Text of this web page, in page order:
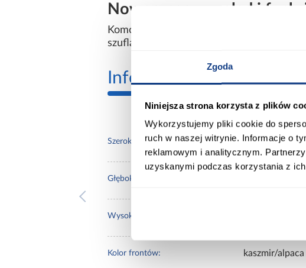
Zgoda
Niniejsza strona korzysta z plików
Wykorzystujemy pliki cookie do
ruch w naszej witrynie. Informacje o
reklamowym i analitycznym.
uzyskanymi podczas korzystania z ich
Nowoczesny wygląd i
Komoda Lorin 7 Kaszmir/Alpaca łączy
szuflady, praktyczne szafki oraz subtelna
Informacje Transport
Szerokość [cm]: 135.00
Głębokość [cm]:
Wysokość [cm]:
Kolor frontów: kaszmir/alpaca